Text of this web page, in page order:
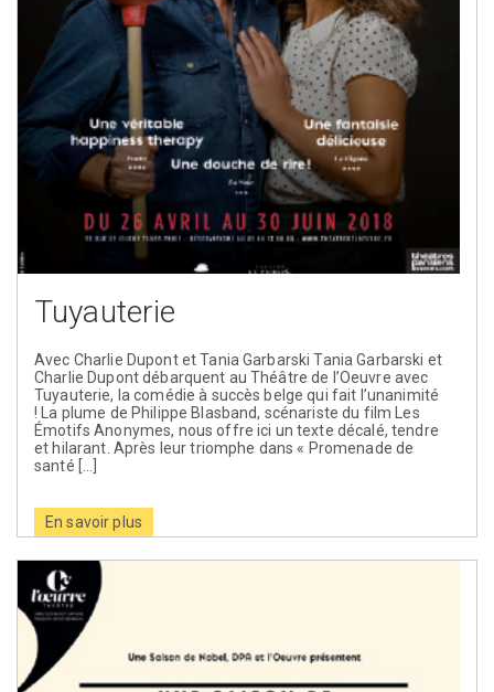
Tuyauterie
Avec Charlie Dupont et Tania Garbarski Tania Garbarski et
Charlie Dupont débarquent au Théâtre de l’Oeuvre avec
Tuyauterie, la comédie à succès belge qui fait l’unanimité
! La plume de Philippe Blasband, scénariste du film Les
Émotifs Anonymes, nous offre ici un texte décalé, tendre
et hilarant. Après leur triomphe dans « Promenade de
santé […]
En savoir plus